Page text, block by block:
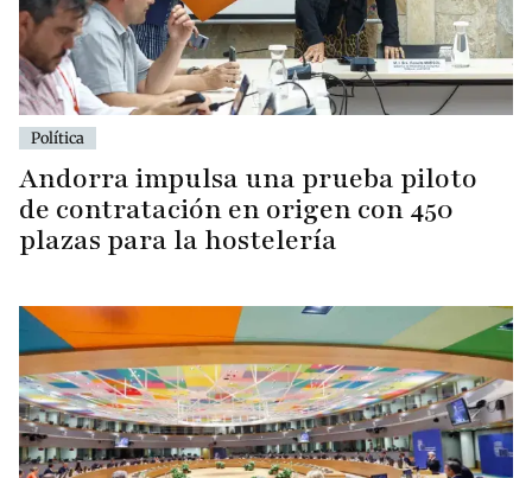
Política
Andorra impulsa una prueba piloto
de contratación en origen con 450
plazas para la hostelería